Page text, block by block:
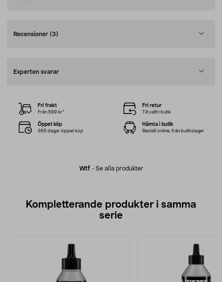
Recensioner (3)
Experten svarar
Wtf- Se alla produkter
Fri frakt
Från 599 kr*
Fri retur
Till valfri butik
Öppet köp
365 dagar öppet köp
Hämta i butik
Beställ online, från butikslager
Kompletterande produkter i samma
serie